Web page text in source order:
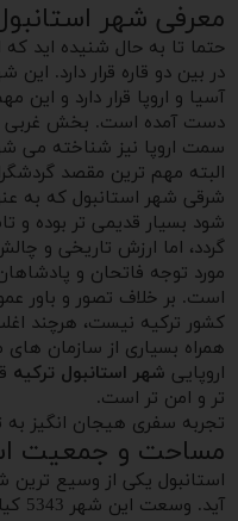
معرفی شهر
حتما تا به حال شنیده اید
در بین دو قاره قرار دارد.
آسیا و اروپا قرار دارد و
دست آمده است. بخش غربی
سمت اروپا نیز شناخته می
البته مهم ترین مقصد
شرقی شهر استانبول که به
شود بسیار قدیمی تر بوده و
گردد، اما ارزش تاریخی و
مورد توجه فاتحان و
است. بر خلاف تصور و باور
کشور ترکیه نیست، هرچند
همراه بسیاری از سازمان
اروپایی شهر استانبول ترکیه
تر و امن تر است.
تجربه سفری هیجان انگیز به
مساحت و جمعیت
استانبول یکی از وسیع